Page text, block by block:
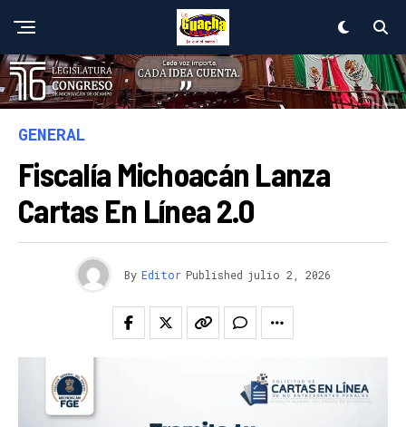
GENERAL
Fiscalía Michoacán Lanza
Cartas En Línea 2.0
By Editor Published julio 2, 2026